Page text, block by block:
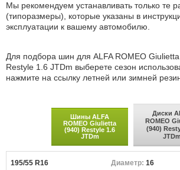
Мы рекомендуем устанавливать только те
(типоразмеры), которые указаны в
эксплуатации к вашему автомобилю.
Для подбора шин для ALFA ROMEO
Restyle 1.6 JTDm выберете сезон
нажмите на ссылку летней или зимней
Шины ALFA
ROMEO Giulietta
(940) Restyle 1.6
JTDm
Диски
ROMEO
(940)
JTDm
195/55 R16 16